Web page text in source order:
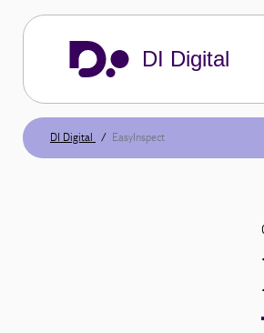
DI Digital
DI Digital EasyInspect